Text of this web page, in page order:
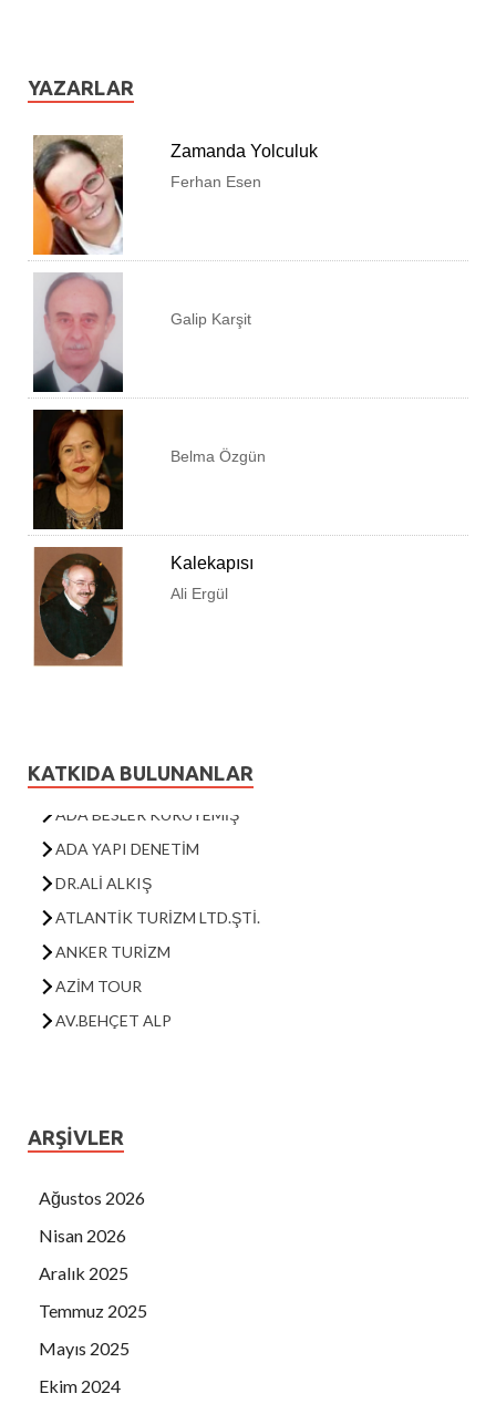
YAZARLAR
Zamanda Yolculuk
Ferhan Esen
Galip Karşit
Belma Özgün
Kalekapısı
Ali Ergül
KATKIDA BULUNANLAR
KUŞADASI BELEDİYESİ
KUŞADASI TİCARET ODASI
KUŞADASI ESNAF VE SANATKARLAR ODASI
KUŞADASI EĞİTİM VE GELİŞTİRME VAKFI
KUAKMER
KUŞADASI SETUR MARINA
ATLANTİK TURİZM LTD.ŞTİ.
DİLDADE BÖREK
FUAT AKDOĞAN
EFE FAST FOOD
AHMET DAĞYARAN
HÜSEYİN ARABUL
İSMAİL HAKKI KARAMANDERESİ
İSTANKÖY OTEL
ARŞIVLER
Ağustos 2026
Nisan 2026
Aralık 2025
Temmuz 2025
Mayıs 2025
Ekim 2024